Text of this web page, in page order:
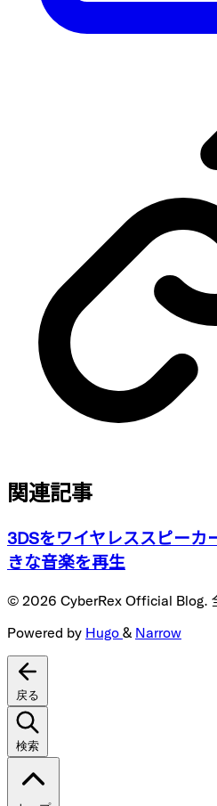
関連記事
3DSをワイヤレススピーカ
きな音楽を再生
© 2026 CyberRex Official Blog.
Powered by Hugo & Narrow
戻る
検索